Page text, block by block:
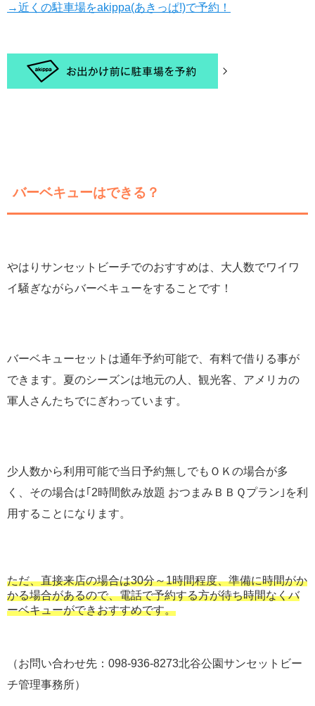
→近くの駐車場をakippa(あきっぱ!)で予約！
バーベキューはできる？
やはりサンセットビーチでのおすすめは、大人数でワイワ
イ騒ぎながらバーベキューをすることです！
バーベキューセットは通年予約可能で、有料で借りる事が
できます。夏のシーズンは地元の人、観光客、アメリカの
軍人さんたちでにぎわっています。
少人数から利用可能で当日予約無しでもＯＫの場合が多
く、その場合は｢2時間飲み放題 おつまみＢＢＱプラン｣を利
用することになります。
ただ、直接来店の場合は30分～1時間程度、準備に時間がか
かる場合があるので、電話で予約する方が待ち時間なくバ
ーベキューができおすすめです。
（お問い合わせ先：098-936-8273北谷公園サンセットビー
チ管理事務所）